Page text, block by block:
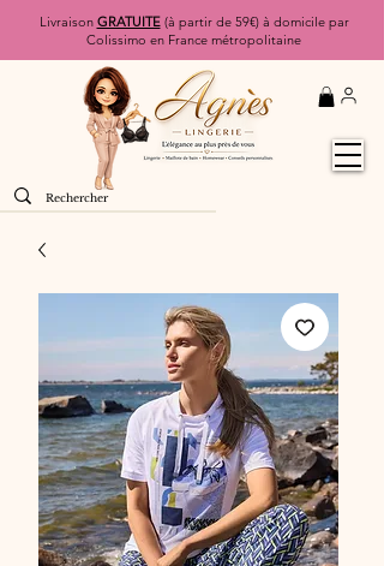
Livraison GRATUITE(à partir de 59€) à domicile par
Colissimo en France métropolitaine